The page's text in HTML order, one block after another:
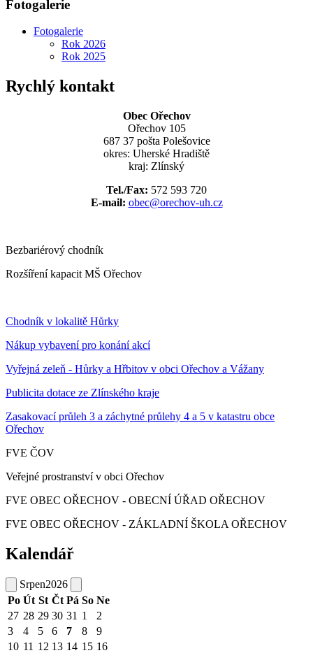
Fotogalerie
Fotogalerie
Rok 2026
Rok 2025
Rychlý kontakt
Obec Ořechov
Ořechov 105
687 37 pošta Polešovice
okres: Uherské Hradiště
kraj: Zlínský
Tel./Fax: 572 593 720
E-mail: obec@orechov-uh.cz
Bezbariérový chodník
Rozšíření kapacit MŠ Ořechov
Chodník v lokalitě Hůrky
Nákup vybavení pro konání akcí
Vyřejná zeleň - Hůrky a Hřbitov v obci Ořechov a Vážany
Publicita dotace ze Zlínského kraje
Zasakovací průleh 3 a záchytné průlehy 4 a 5 v katastru obce
Ořechov
FVE ČOV
Veřejné prostranství v obci Ořechov
FVE OBEC OŘECHOV - OBECNÍ ÚŘAD OŘECHOV
FVE OBEC OŘECHOV - ZÁKLADNÍ ŠKOLA OŘECHOV
Kalendář
Srpen2026
Po Út St Čt Pá So Ne
27 28 29 30 31 1
2
3
4 5 6 7 8
9
10 11 12 13 14 15 16